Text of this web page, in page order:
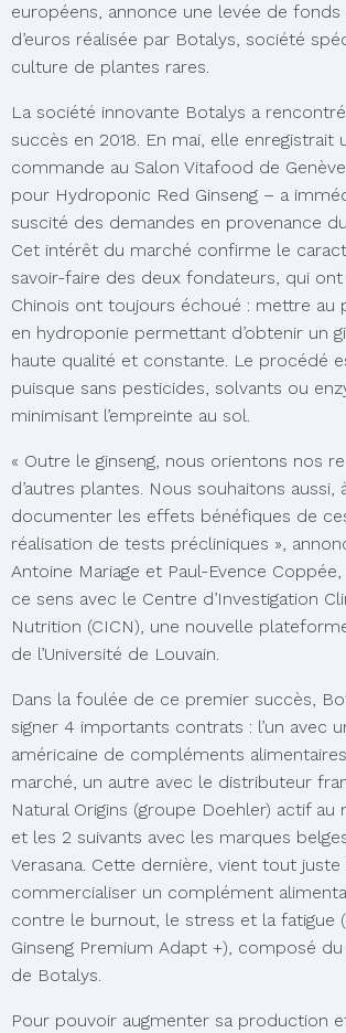
européens, annonce une levée de
d’euros réalisée par Botalys, société
culture de plantes rares.
La société innovante Botalys a
succès en 2018. En mai, elle enregistrait
commande au Salon Vitafood de
pour Hydroponic Red Ginseng – a
suscité des demandes en provenance
Cet intérêt du marché confirme le
savoir-faire des deux fondateurs, qui
Chinois ont toujours échoué : mettre au
en hydroponie permettant d’obtenir un
haute qualité et constante. Le procédé
puisque sans pesticides, solvants ou
minimisant l’empreinte au sol.
« Outre le ginseng, nous orientons nos
d’autres plantes. Nous souhaitons aussi,
documenter les effets bénéfiques de
réalisation de tests précliniques »,
Antoine Mariage et Paul-Evence
ce sens avec le Centre d’Investigation
Nutrition (CICN), une nouvelle
de l’Université de Louvain.
Dans la foulée de ce premier succès,
signer 4 importants contrats : l’un avec
américaine de compléments
marché, un autre avec le distributeur
Natural Origins (groupe Doehler) actif au
et les 2 suivants avec les marques
Verasana. Cette dernière, vient tout juste
commercialiser un complément
contre le burnout, le stress et la fatigue
Ginseng Premium Adapt +), composé du
de Botalys.
Pour pouvoir augmenter sa production